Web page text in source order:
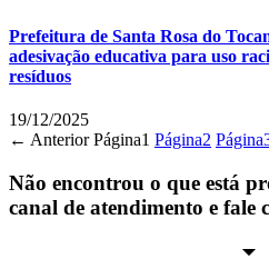
Prefeitura de Santa Rosa do
adesivação educativa para uso
resíduos
19/12/2025
← Anterior Página1 Página2 Página
Não encontrou o que está
canal de atendimento e fale